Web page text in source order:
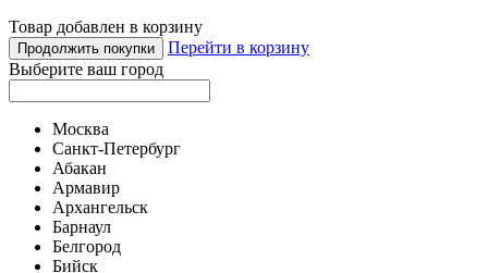
Товар добавлен в корзину
Продолжить покупки
Перейти в корзину
Выберите ваш город
Москва
Санкт-Петербург
Абакан
Армавир
Архангельск
Барнаул
Белгород
Бийск